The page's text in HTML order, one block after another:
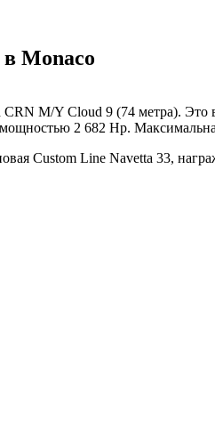
Monaco
M/Y Cloud 9 (74 метра).
2 682 Hp.
Custom Line Navetta 33,